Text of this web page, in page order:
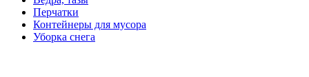
Перчатки
Контейнеры для мусора
Уборка снега